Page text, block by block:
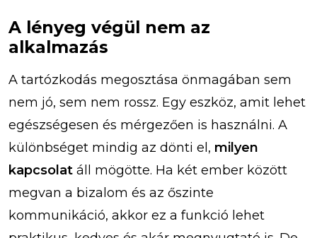
A lényeg végül nem az
alkalmazás
A tartózkodás megosztása önmagában sem
nem jó, sem nem rossz. Egy eszköz, amit lehet
egészségesen és mérgezően is használni. A
különbséget mindig az dönti el, milyen
kapcsolat áll mögötte. Ha két ember között
megvan a bizalom és az őszinte
kommunikáció, akkor ez a funkció lehet